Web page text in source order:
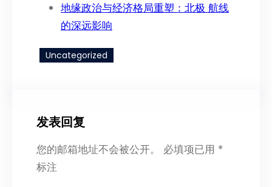
地缘政治与经济格局重塑：北极 航线
的深远影响
Uncategorized
发表回复
您的邮箱地址不会被公开。 必填项已用 *
标注